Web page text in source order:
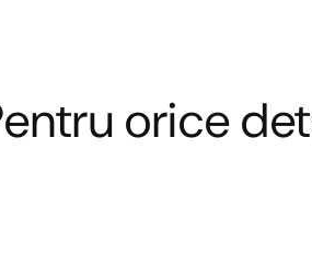
orice